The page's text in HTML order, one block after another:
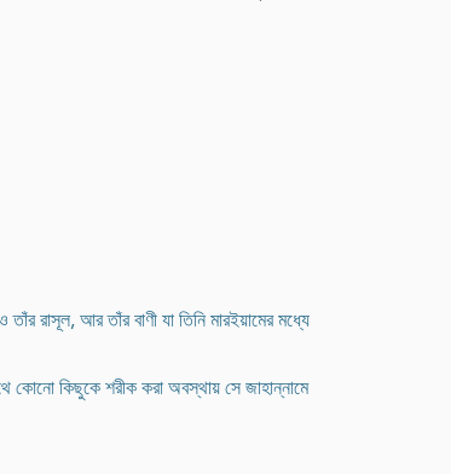
রাসূল, আর তাঁর বাণী যা তিনি মারইয়ামের মধ্যে
কোনো কিছুকে শরীক করা অবস্থায় সে জাহান্নামে